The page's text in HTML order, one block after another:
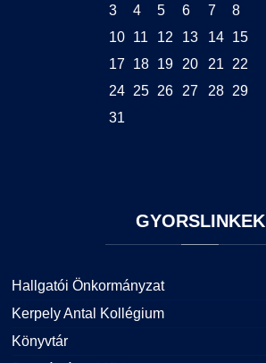
3
4 5 6 7 8
10
11 12 13 14 15
17
18 19 20 21 22
24
25 26 27 28 29
31
GYORSLINKEK
Hallgatói Önkormányzat
Kerpely Antal Kollégium
Könyvtár